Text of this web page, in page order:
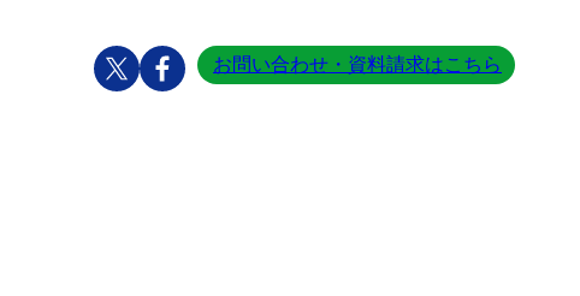
お問い合わせ・資料請求はこちら